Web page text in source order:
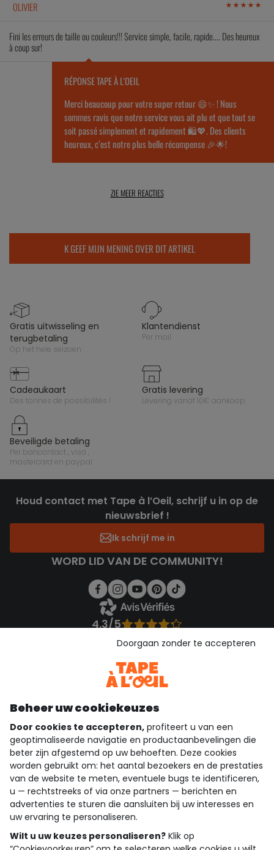
OLIVIER
Fini les erreurs de taille ou couleurs!!! Service simple, facile, rapide.... Des heureux
à coup sur!
RÉPONSE TAPE À L'OEIL
Merci beaucoup pour votre super retour 😄✨ ! Nous
sommes ravis que notre service vous ait plu et que tout se
soit passé simplement et rapidement 🛍️💖. Des clients
heureux, c’est notre plus belle récompense 🎉🌟!
ZIE MEER REACTIES
K GEEF MIJN MENING OVER DIT ARTIKEL
gratis uitwisseling en
terugbetaling
op het hele seizoen
klantendienst
per mail
cadeaukaart
des tonnes de possibilités !
gratis levering
levering vanaf 10€ aankoop
beveiligde betaling
per bancontact , visa ,
mastercard en paypal
Houd contact met Tape à l’Oeil, schrijf u in op de
nieuwsbrief !
Ik schrijf me in
WORD LID VAN DE COMMUNITY!
4.3/5
Bekijk de vertrouwensverklaring
Download onze applicatie
Ontdek onze applicatie
wie zijn we?
hulp nodig
loyalty club
onze catalogus
Beheer uw cookiekeuzes
Door cookies te accepteren, profiteert u van een
geoptimaliseerde navigatie en productaanbevelingen die
beter zijn afgestemd op uw behoeften. Deze cookies
worden gebruikt om: het aantal bezoekers en de prestaties
van de website te meten, eventuele bugs te identificeren,
u — rechtstreeks of via onze partners — berichten en
advertenties te sturen die aansluiten bij uw interesses en
uw ervaring te personaliseren.
Wilt u uw keuzes personaliseren? Klik op
Doorgaan zonder te accepteren